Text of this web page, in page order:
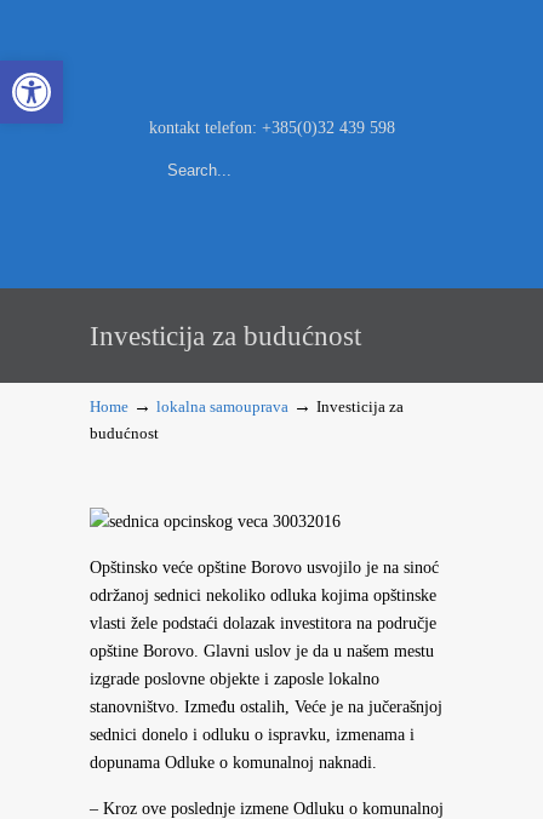
Open toolbar
kontakt telefon: +385(0)32 439 598
Investicija za budućnost
Home → lokalna samouprava → Investicija za
budućnost
Opštinsko veće opštine Borovo usvojilo je na sinoć
održanoj sednici nekoliko odluka kojima opštinske
vlasti žele podstaći dolazak investitora na područje
opštine Borovo. Glavni uslov je da u našem mestu
izgrade poslovne objekte i zaposle lokalno
stanovništvo. Između ostalih, Veće je na jučerašnjoj
sednici donelo i odluku o ispravku, izmenama i
dopunama Odluke o komunalnoj naknadi.
– Kroz ove poslednje izmene Odluku o komunalnoj